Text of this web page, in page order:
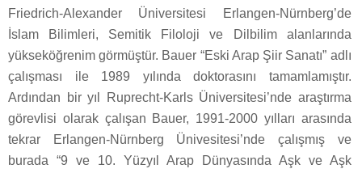
Friedrich-Alexander Üniversitesi Erlangen-Nürnberg’de
İslam Bilimleri, Semitik Filoloji ve Dilbilim alanlarında
yükseköğrenim görmüştür. Bauer “Eski Arap Şiir Sanatı” adlı
çalışması ile 1989 yılında doktorasını tamamlamıştır.
Ardından bir yıl Ruprecht-Karls Üniversitesi’nde araştırma
görevlisi olarak çalışan Bauer, 1991-2000 yılları arasında
tekrar Erlangen-Nürnberg Ünivesitesi’nde çalışmış ve
burada “9 ve 10. Yüzyıl Arap Dünyasında Aşk ve Aşk